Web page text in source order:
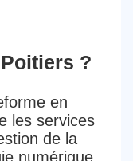
Poitiers ?
en
les services
de la
numérique.